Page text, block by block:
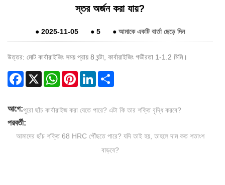
স্তর অর্জন করা যায়?
● 2025-11-05 ● 5 ● আমাকে একটি বার্তা ছেড়ে দিন
উত্তর: মোট কার্বারাইজিং সময় প্রায় 8 ঘন্টা, কার্বারাইজিং গভীরতা 1-1.2 মিমি।
Facebook
X WhatsAppPinterestLinkedIn
আগে:পুরো ছাঁচ কার্বারাইজ করা যেতে পারে? এটা কি তার শক্তি বৃদ্ধি করবে?
পরবর্তী:
আমাদের ছাঁচ শক্তি 68 HRC পৌঁছতে পারে? যদি তাই হয়, তাহলে দাম কত শতাংশ
বাড়বে?